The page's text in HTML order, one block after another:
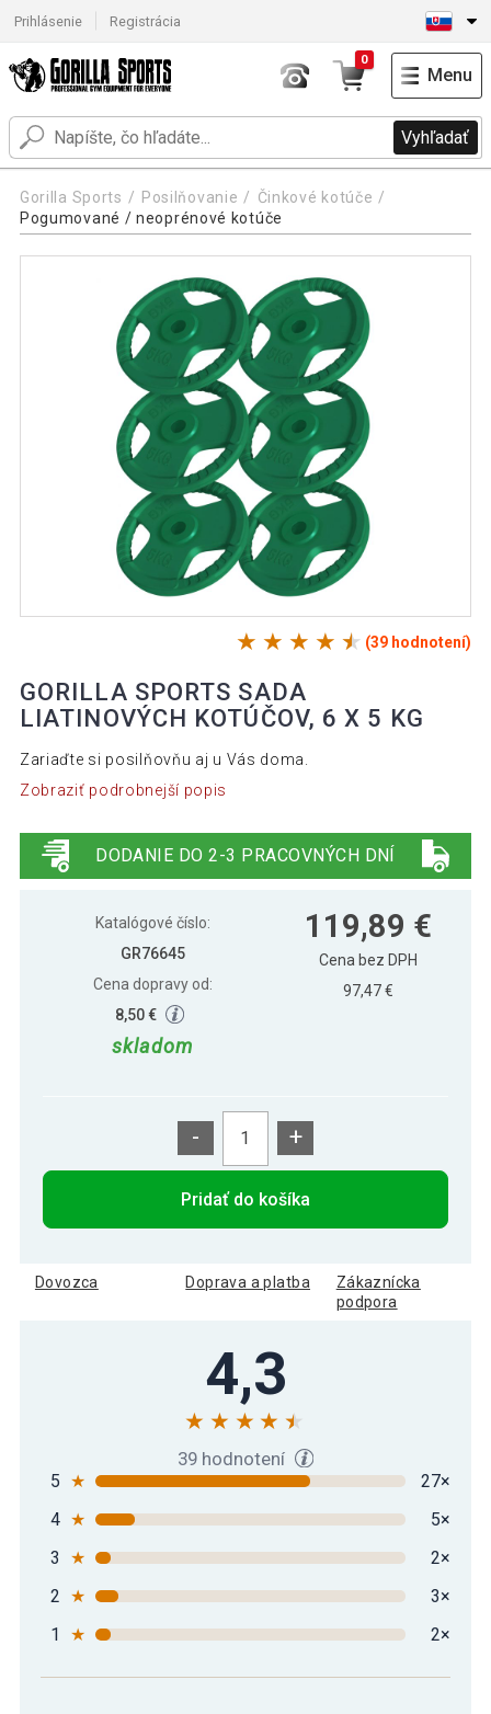
Prihlásenie Registrácia
Vyhľadať
0
Menu
Gorilla Sports Posilňovanie
Činkové kotúče
Pogumované / neoprénové kotúče
(39 hodnotení)
GORILLA SPORTS SADA
LIATINOVÝCH KOTÚČOV, 6 X 5 KG
Zariaďte si posilňovňu aj u Vás doma.
Zobraziť podrobnejší popis
DODANIE DO 2-3 PRACOVNÝCH DNÍ
Katalógové číslo:
GR76645
Cena dopravy od:
8,50 €
skladom
119,89 €
Cena bez DPH
97,47 €
- +
Pridať do košíka
Dovozca Doprava a platba
Zákaznícka
podpora
4,3
39 hodnotení
5 ★
27×
4 ★
5×
3
★
2×
2 ★
3×
1
★ 2×